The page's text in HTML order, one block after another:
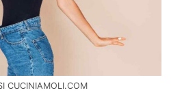
CUCINIAMOLI.COM